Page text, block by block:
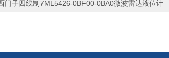
门子四线制7ML5426-0BF00-0BA0微波雷达液位计